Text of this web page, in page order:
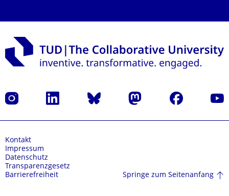
Instagram LinkedIn Bluesky Mastodon Facebook
Kontakt
Impressum
Datenschutz
Transparenzgesetz
Barrierefreiheit
Springe zum Seitenanfang